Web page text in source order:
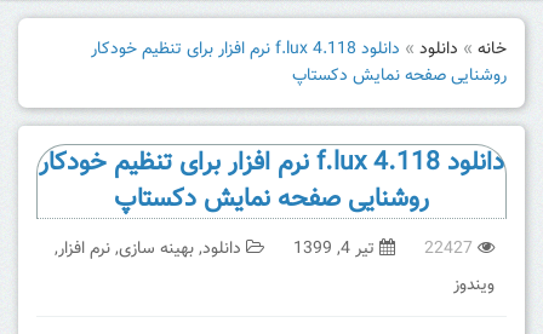
خانه » دانلود »
دانلود f.lux 4.118 نرم افزار برای تنظیم خودکار
روشنایی صفحه نمایش دکستاپ
دانلود f.lux 4.118 نرم افزار برای تنظیم خودکار
روشنایی صفحه نمایش دکستاپ
22427 تیر 4, 1399 دانلود,بهینه سازی,نرم افزار,
ویندوز